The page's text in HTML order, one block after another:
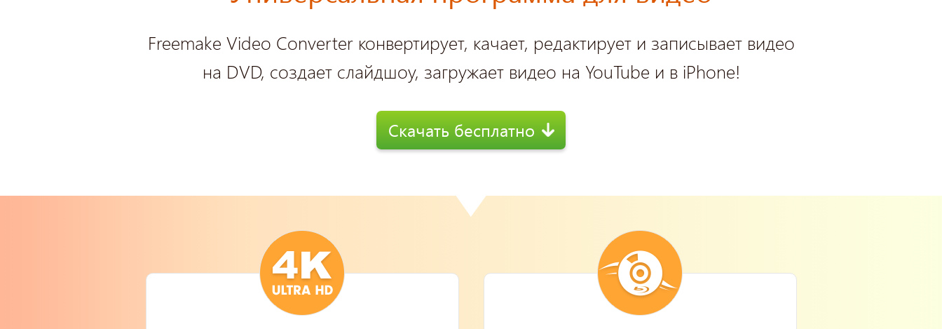
Freemake Video Converter конвертирует, качает, редактирует и записывает видео
на DVD, создает слайдшоу, загружает видео на YouTube и в iPhone!
Скачать бесплатно